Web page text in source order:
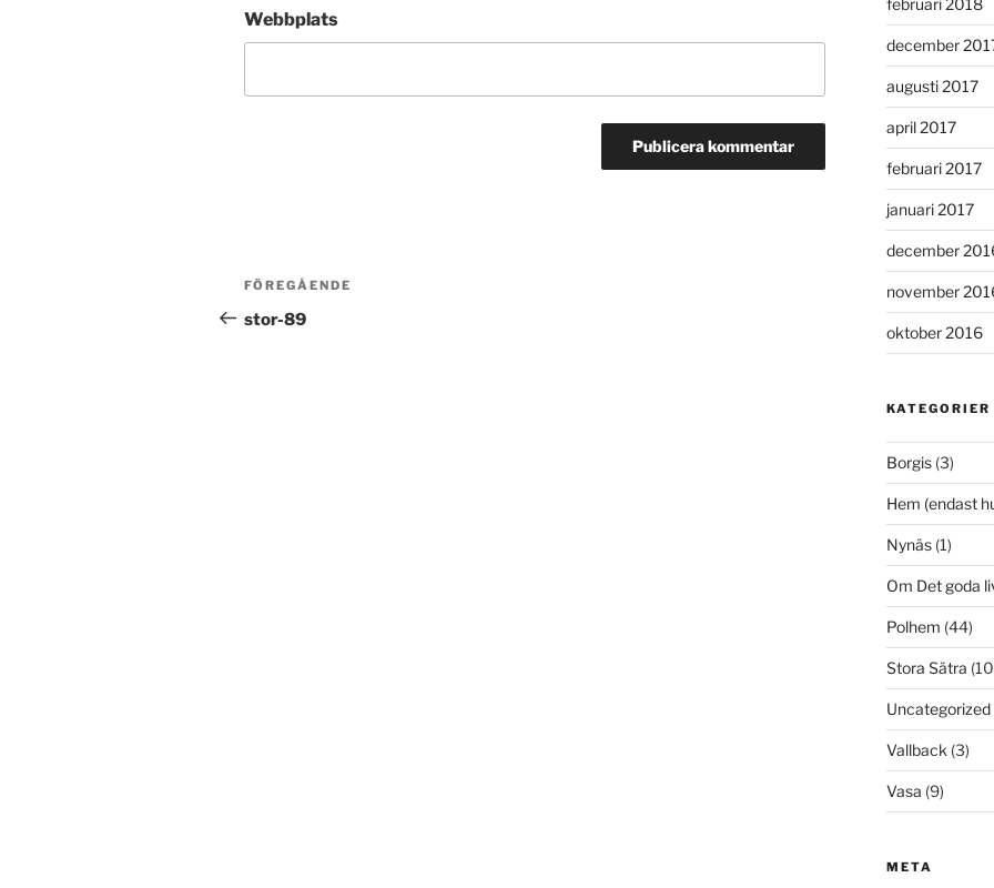
Webbplats
Inläggsnavigering
Föregående
inlägg
FÖREGÅENDE
stor-89
februari 2018
december
augusti 2017
april 2017
februari 2017
januari 2017
december
november
oktober 2016
KATEGORIER
Borgis(3)
Hem (endast
Nynäs(1)
Om Det goda
Polhem (44)
Stora Sätra
Uncategorized
Vallback (3)
Vasa (9)
META